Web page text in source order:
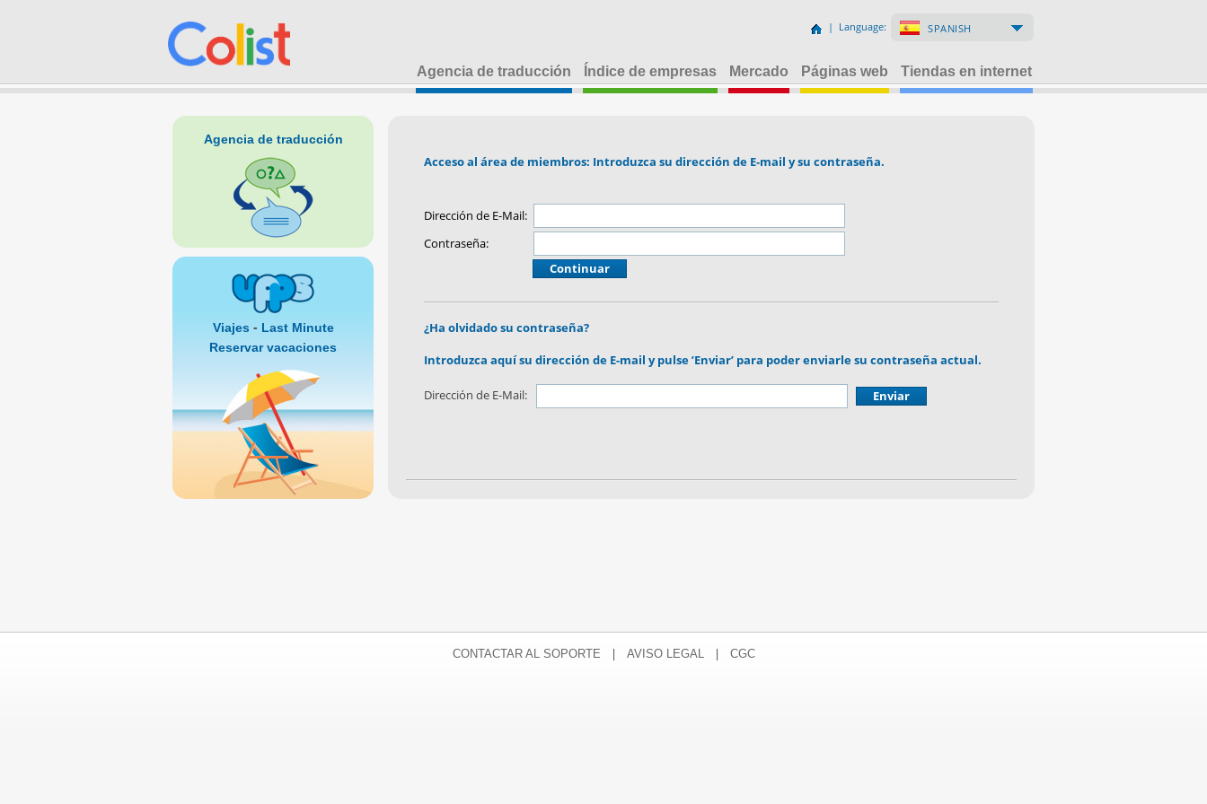
| Language: SPANISH
Agencia de traducción Índice de empresas Mercado Páginas web Tiendas en internet
Agencia de traducción
Viajes - Last Minute
Reservar vacaciones
Acceso al área de miembros: Introduzca su dirección de E-mail y su contraseña.
Dirección de E-Mail:
Contraseña:
¿Ha olvidado su contraseña?
Introduzca aquí su dirección de E-mail y pulse ’Enviar’ para poder enviarle su contraseña actual.
Dirección de E-Mail:
CONTACTAR AL SOPORTE | AVISO LEGAL | CGC